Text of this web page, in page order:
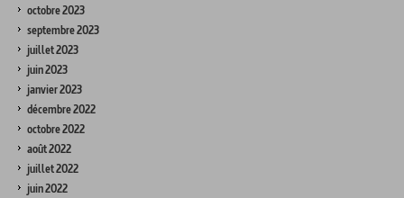
octobre 2023
septembre 2023
juillet 2023
juin 2023
janvier 2023
décembre 2022
octobre 2022
août 2022
juillet 2022
juin 2022